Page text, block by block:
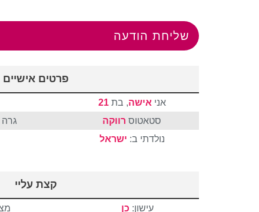
שליחת הודעה
פרטים אישיים
אני אישה, בת21
סטאטוס רווקה
נולדתי ב: ישראל
קצת עליי
עישון: כן